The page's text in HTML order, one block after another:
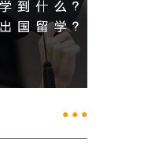
● ● ●